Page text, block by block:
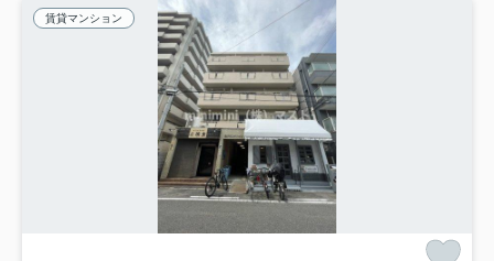
賃貸マンション